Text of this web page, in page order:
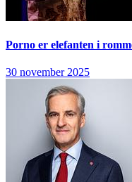
Porno er elefanten i
30 november 2025